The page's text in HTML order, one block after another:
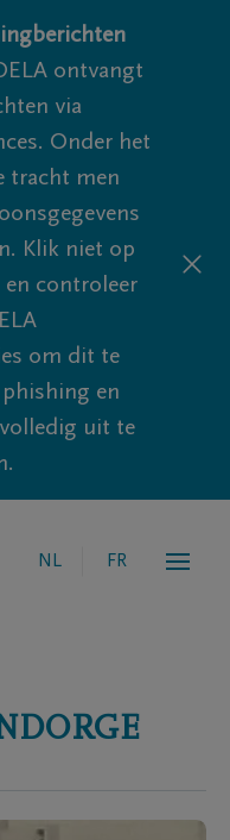
ontvangt
via
Onder het
tracht men
Klik niet op
controleer
om dit te
en
uit te
NL FR